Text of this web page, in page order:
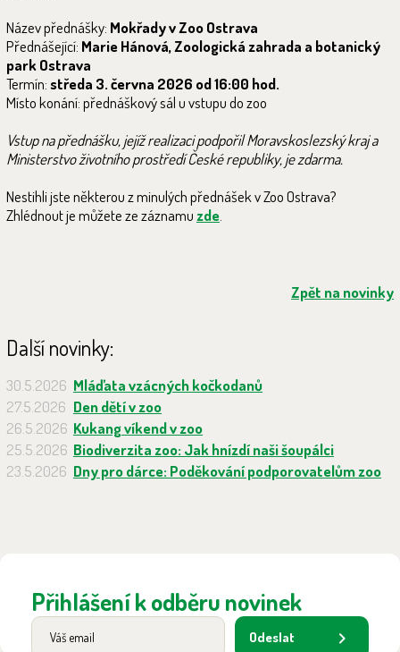
Název přednášky: Mokřady v Zoo Ostrava
Přednášející: Marie Hánová, Zoologická zahrada a botanický
park Ostrava
Termín:středa 3. června 2026 od 16:00 hod.
Místo konání: přednáškový sál u vstupu do zoo
Vstup na přednášku, jejíž realizaci podpořil Moravskoslezský kraj a
Ministerstvo životního prostředí České republiky, je zdarma.
Nestihli jste některou z minulých přednášek v Zoo Ostrava?
Zhlédnout je můžete ze záznamu zde
Zpět na novinky
Další novinky:
30.5.2026 Mláďata vzácných kočkodanů
27.5.2026 Den dětí v zoo
26.5.2026 Kukang víkend v zoo
25.5.2026 Biodiverzita zoo: Jak hnízdí naši šoupálci
23.5.2026 Dny pro dárce: Poděkování podporovatelům zoo
Přihlášení k odběru novinek
Odeslat